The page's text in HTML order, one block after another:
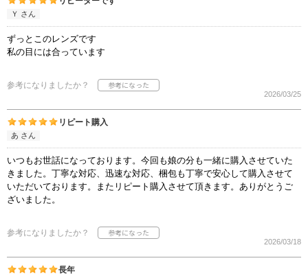
Ｙ さん
ずっとこのレンズです
私の目には合っています
参考になりましたか？
2026/03/25
リピート購入
あ さん
いつもお世話になっております。今回も娘の分も一緒に購入させていた
きました。丁寧な対応、迅速な対応、梱包も丁寧で安心して購入させて
いただいております。またリピート購入させて頂きます。ありがとうご
ざいました。
参考になりましたか？
2026/03/18
長年